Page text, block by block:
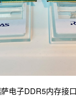
电子DDR5内存接